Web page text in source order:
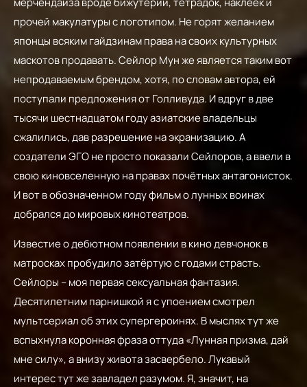
прочей макулатуры с логотипом. Не горят желанием
японцы всяким гайдзинам права на своих культурных
маскотов продавать. Сейлор Мун же является таким вот
непродаваемым брендом, хотя, по словам автора, ей
поступали предложения от Голливуда. И вдруг в две
тысячи шестнадцатом году азиатские владельцы
сжалились, дав разрешение на экранизацию. А
создатели ЭГО не просто показали Сейлоров, а ввели в
свою киновселенную на правах почётных антагонисток.
И вот в обозначенном году фильм о лунных воинах
добрался до мировых кинотеатров.
Известие о дебютном появлении в кино девчонок в
матросках пробудило затёртую с годами страсть.
Сейлоры – моя первая сексуальная фантазия.
Десятилетним парнишкой я с упоением смотрел
мультсериал об этих супергероинях. В мыслях тут же
вспыхнула коронная фраза оттуда «Лунная призма, дай
мне силу», а внизу живота засвербело. Лукавый
интерес тут же завладел разумом. Я, значит, на